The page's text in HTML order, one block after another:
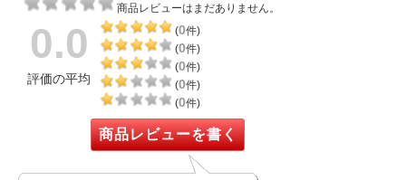
商品レビューはまだありません。
0.0
評価の平均
(0件)
(0件)
(0件)
(0件)
(0件)
商品レビューを書く